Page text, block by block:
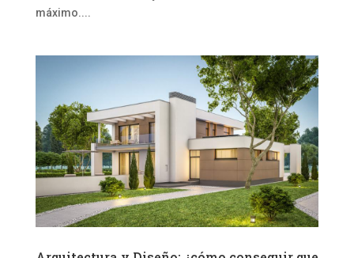
máximo....